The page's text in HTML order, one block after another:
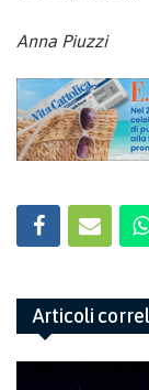
Anna Piuzzi
Articoli